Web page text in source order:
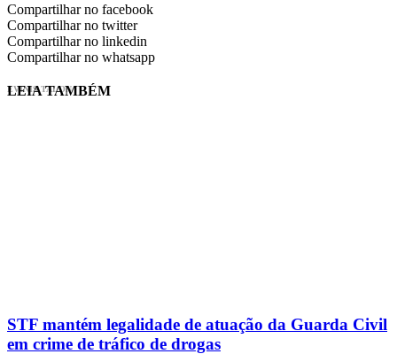
Compartilhar no facebook
Compartilhar no twitter
Compartilhar no linkedin
Compartilhar no whatsapp
EVINIS TALON
LEIA TAMBÉM
STF mantém legalidade de atuação da Guarda Civil
em crime de tráfico de drogas